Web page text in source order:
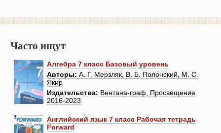
Часто ищут
Алгебра 7 класс Базовый уровень
Авторы: А. Г. Мерзляк, В. Б. Полонский, М. С.
Якир
Издательства: Вентана-граф, Просвещение
2016-2023
Английский язык 7 класс Рабочая тетрадь
Forward